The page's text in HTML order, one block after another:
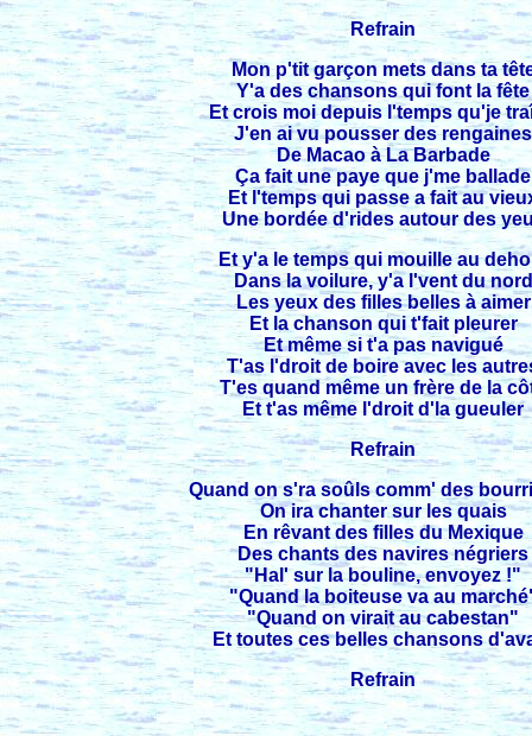
Refrain
Mon p'tit garçon mets dans ta
Y'a des chansons qui font la fête
Et crois moi depuis l'temps qu'je
J'en ai vu pousser des rengaines
De Macao à La Barbade
Ça fait une paye que j'me ballade
Et l'temps qui passe a fait au
Une bordée d'rides autour des
Et y'a le temps qui mouille au
Dans la voilure, y'a l'vent du nord
Les yeux des filles belles à aimer
Et la chanson qui t'fait pleurer
Et même si t'a pas navigué
T'as l'droit de boire avec les
T'es quand même un frère de la
Et t'as même l'droit d'la gueuler
Refrain
Quand on s'ra soûls comm' des
On ira chanter sur les quais
En rêvant des filles du Mexique
Des chants des navires négriers
"Hal' sur la bouline, envoyez !"
"Quand la boiteuse va au
"Quand on virait au cabestan"
Et toutes ces belles chansons
Refrain